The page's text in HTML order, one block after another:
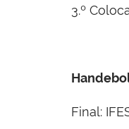
3.º
Final: